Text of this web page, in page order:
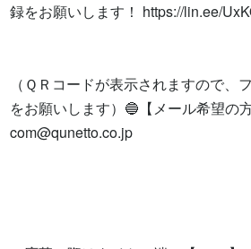
録をお願いします！ https://lin.ee/
（ＱＲコードが表示されますので、
をお願いします）🔵【メール希望の方
com@qunetto.co.jp